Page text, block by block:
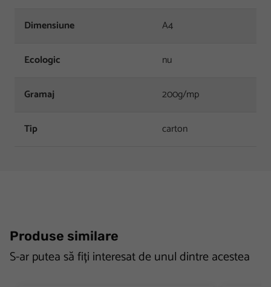
Dimensiune A4
Ecologic nu
Gramaj 200g/mp
Tip carton
Produse similare
S-ar putea să fiți interesat de unul dintre acestea